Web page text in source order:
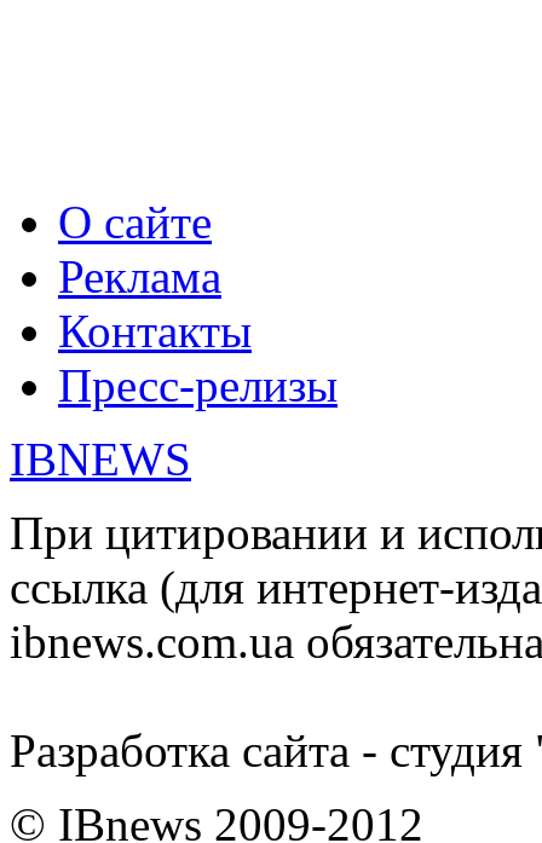
О сайте
Реклама
Контакты
Пресс-релизы
IBNEWS
При цитировании и
ссылка (для интернет-
ibnews.com.ua
Разработка сайта -
© IBnews 2009-2012